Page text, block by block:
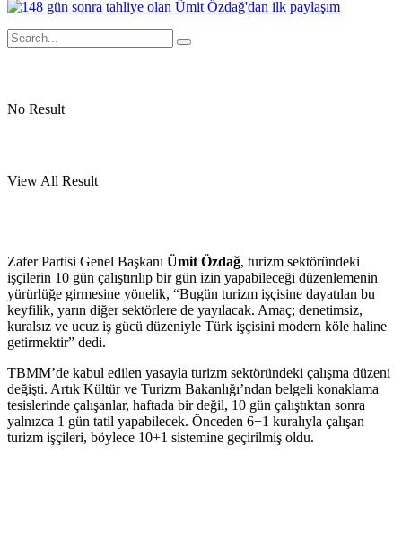
No Result
View All Result
Zafer Partisi Genel Başkanı Ümit Özdağ, turizm sektöründeki
işçilerin 10 gün çalıştırılıp bir gün izin yapabileceği düzenlemenin
yürürlüğe girmesine yönelik, “Bugün turizm işçisine dayatılan bu
keyfilik, yarın diğer sektörlere de yayılacak. Amaç; denetimsiz,
kuralsız ve ucuz iş gücü düzeniyle Türk işçisini modern köle haline
getirmektir” dedi.
TBMM’de kabul edilen yasayla turizm sektöründeki çalışma düzeni
değişti. Artık Kültür ve Turizm Bakanlığı’ndan belgeli konaklama
tesislerinde çalışanlar, haftada bir değil, 10 gün çalıştıktan sonra
yalnızca 1 gün tatil yapabilecek. Önceden 6+1 kuralıyla çalışan
turizm işçileri, böylece 10+1 sistemine geçirilmiş oldu.